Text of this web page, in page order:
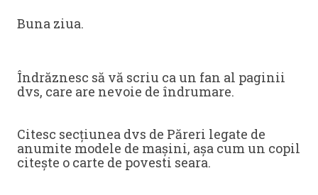
Buna ziua.
Îndrăznesc să vă scriu ca un fan al paginii
dvs, care are nevoie de îndrumare.
Citesc secțiunea dvs de Păreri legate de
anumite modele de mașini, așa cum un copil
citește o carte de povesti seara.